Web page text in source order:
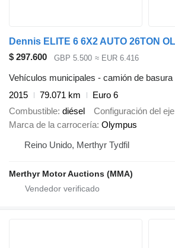
$ 297.600 GBP 5.500 ≈ EUR 6.416
Vehículos municipales - camión de basura
2015
79.071 km
Euro 6
Combustible diésel Configuración del eje
Marca de la carrocería Olympus
Reino Unido, Merthyr Tydfil
Merthyr Motor Auctions (MMA)